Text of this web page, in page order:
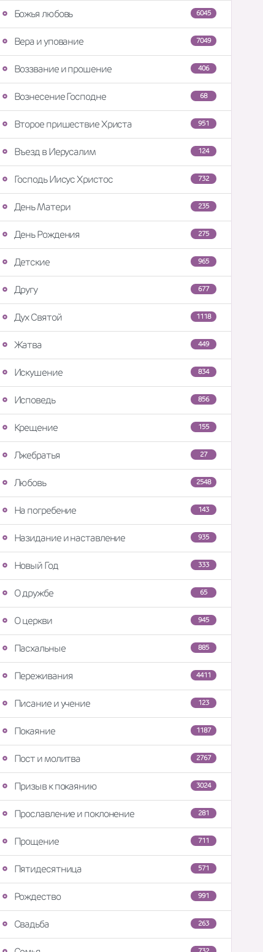
6045
Божья любовь
7049
Вера и упование
406
Воззвание и прошение
68
Вознесение Господне
951
Второе пришествие Христа
124
Въезд в Иерусалим
732
Господь Иисус Христос
235
День Матери
275
День Рождения
965
Детские
677
Другу
1118
Дух Святой
449
Жатва
834
Искушение
856
Исповедь
155
Крещение
27
Лжебратья
2548
Любовь
143
На погребение
935
Назидание и наставление
333
Новый Год
65
О дружбе
945
О церкви
885
Пасхальные
4411
Переживания
123
Писание и учение
1187
Покаяние
2767
Пост и молитва
3024
Призыв к покаянию
281
Прославление и поклонение
711
Прощение
571
Пятидесятница
991
Рождество
263
Свадьба